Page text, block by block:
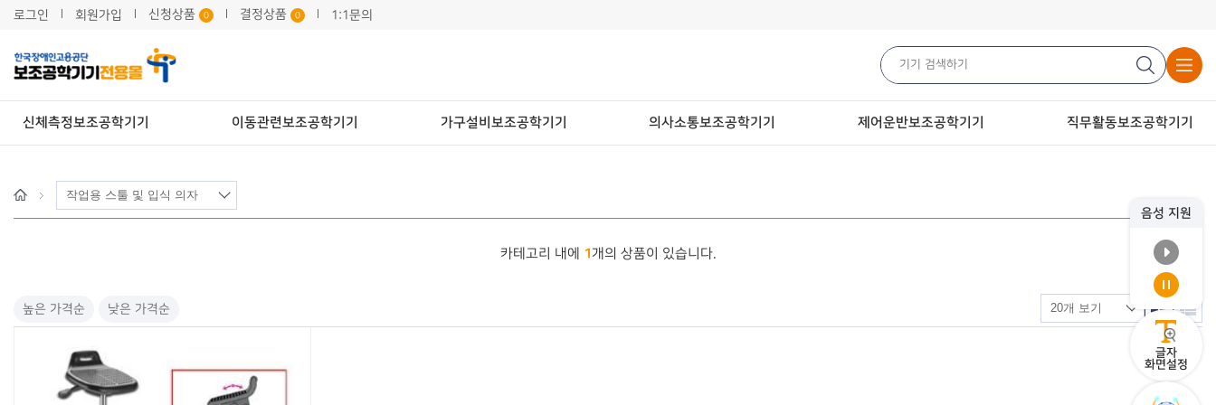
음성 지원
글자
화면설정
로그인 회원가입 신청상품 0 결정상품 0 1:1문의
신체측정보조공학기기 이동관련보조공학기기 가구설비보조공학기기 의사소통보조공학기기 제어운반보조공학기기 직무활동보조공학기기
e
카테고리 내에 1개의 상품이 있습니다.
높은 가격순 낮은 가격순